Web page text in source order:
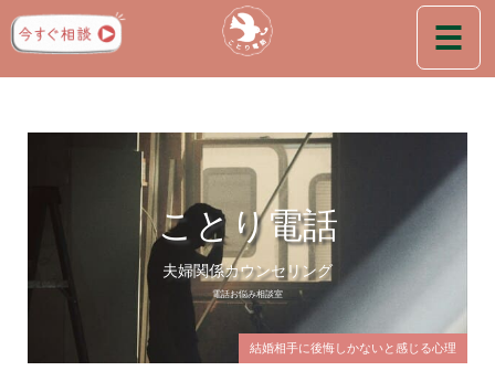
ことり電話
夫婦関係カウンセリング
電話お悩み相談室
結婚相手に後悔しかないと感じる心理